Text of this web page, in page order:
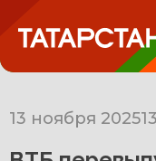
13 ноября 2025